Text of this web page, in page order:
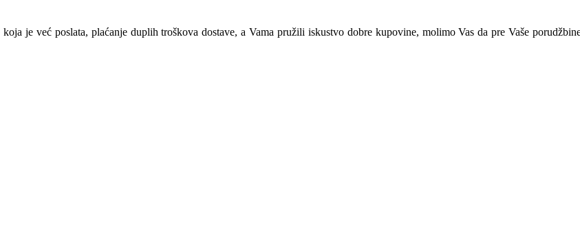
je već poslata, plaćanje duplih troškova dostave, a Vama pružili iskustvo dobre kupovine, molimo Vas da pre Vaše